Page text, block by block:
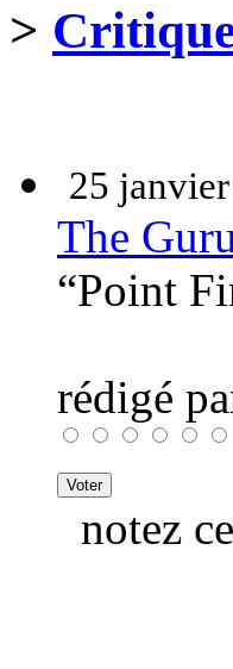
>
25
The
“Point
rédigé
notez